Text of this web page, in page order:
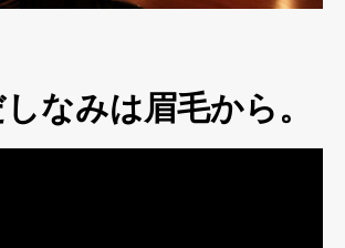
なみは眉毛から。